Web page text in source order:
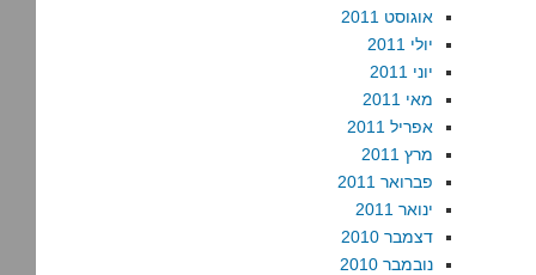
אוגוסט 2011
יולי 2011
יוני 2011
מאי 2011
אפריל 2011
מרץ 2011
פברואר 2011
ינואר 2011
דצמבר 2010
נובמבר 2010